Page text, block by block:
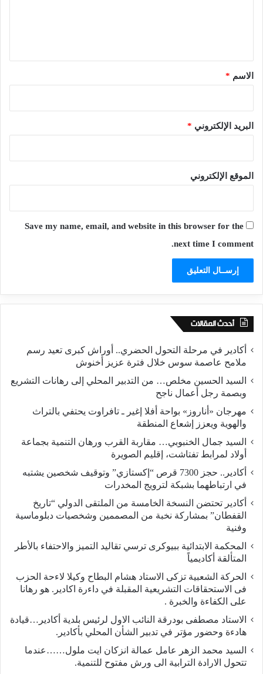
*الاسم *
البريد الإلكتروني *
الموقع الإلكتروني
Save my name, email, and website in this browser for the
next time I comment.
أحدث المقالات
أكادير في مرحلة التحول الحضري.. أوراش كبرى تعيد رسم
ملامح عاصمة سوس خلال فترة عزيز أخنوش
السيد الحسين مخلص… من التدبير المحلي إلى رهانات التشريع
وبصمة رجل أعمال ناجح
مهرجان «أناروز» بواحة أفلا إغير ـ تافراوت يحتفي بالتراث
والهوية ويعزز إشعاع المنطقة
السيد جمال الخنبوبي… مقاربة القرب ورهان التنمية بجماعة
أولاد لمرابط تفتاشت، إقليم الصويرة
أكادير.. حجز 7300 قرص “إكستازي” وتوقيف شخصين يشتبه
في ارتباطهما بشبكة لترويج المخدرات
أكادير تحتضن النسخة الخامسة من الملتقى الدولي “تاريخ
القفطان” بمشاركة نخبة من المصممين وشخصيات دبلوماسية
وفنية
المحكمة الابتدائية ببيوكرى ترسي تقاليد التميز والاحتفاء بالأطر
المتألقة أكاديمياً
الحركة الشعبية تزكى الاستاد هشام البطاح وكيلا لاءحة الحزب
فى الاستحقاقات التشريعية المقبلة في داءرة اكادير. هو رهانا
على الكفاءة والخبرة .
الاستاد مصطفى بودرقة النائب الاول لرئيس بلدية أكادير…قيادة
هادءة وحضور مؤتر في تدبير الشأن المحلي بأكادير.
السيد محمد الزهر عامل عمالة انزكان ايت ملول……عندما
تتحول الارادة الترابية الى ورش مفتوح للتنمية.